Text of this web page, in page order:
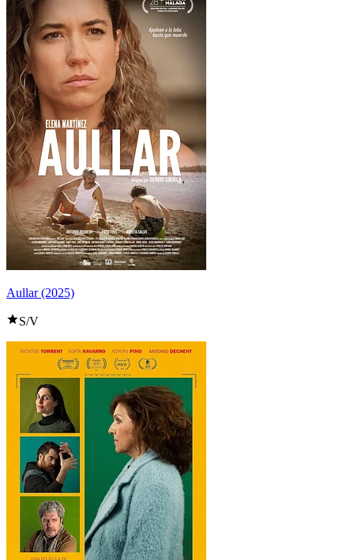
Aullar (2025)
S/V